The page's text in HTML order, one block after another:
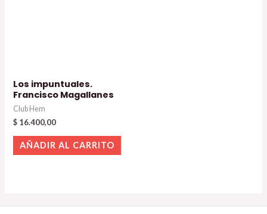
Los impuntuales.
Francisco Magallanes
Club Hem
$ 16.400,00
AÑADIR AL CARRITO